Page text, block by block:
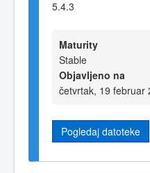
5.4.3
Maturity
Stable
Objavljeno na
četvrtak, 19 februar
Pogledaj datoteke